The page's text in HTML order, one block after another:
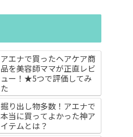
アエナで買ったヘアケア商
品を美容師ママが正直レビ
ュー！★5つで評価してみ
た
掘り出し物多数！アエナで
本当に買ってよかった神ア
イテムとは？